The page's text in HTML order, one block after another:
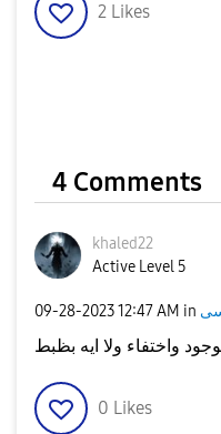
2 Likes
4 Comments
khaled22
Active Level 5
‎09-28-202312:47 AM in
واختفاء ولا ايه بظبط
0 Likes